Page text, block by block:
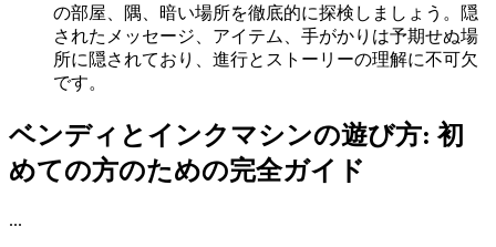
の部屋、隅、暗い場所を徹底的に探検しましょう。隠
されたメッセージ、アイテム、手がかりは予期せぬ場
所に隠されており、進行とストーリーの理解に不可欠
です。
ベンディとインクマシンの遊び方: 初
めての方のための完全ガイド
...